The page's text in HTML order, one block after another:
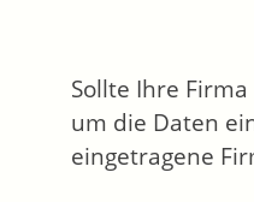
Sollte Ihre
um die Daten
eingetragene